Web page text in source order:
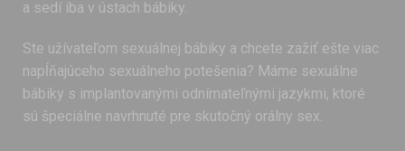
a sedí iba v ústach bábiky.
Ste užívateľom sexuálnej bábiky a chcete zažiť ešte viac
napĺňajúceho sexuálneho potešenia? Máme sexuálne
bábiky s implantovanými odnímateľnými jazykmi, ktoré
sú špeciálne navrhnuté pre skutočný orálny sex.